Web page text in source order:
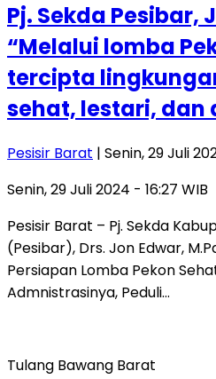
Pj. Sekda Pesibar,
“Melalui lomba
tercipta
sehat, lestari, dan
Pesisir Barat | Senin, 29 Juli
Senin, 29 Juli 2024 - 16:27 WIB
Pesisir Barat – Pj. Sekda
(Pesibar), Drs. Jon Edwar,
Persiapan Lomba Pekon
Admnistrasinya, Peduli…
Tulang Bawang Barat